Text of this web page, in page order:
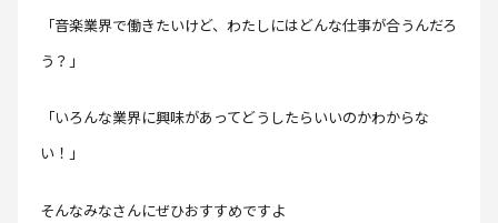
「音楽業界で働きたいけど、わたしにはどんな仕事が合うんだろ
う？」
「いろんな業界に興味があってどうしたらいいのかわからな
い！」
そんなみなさんにぜひおすすめですよ